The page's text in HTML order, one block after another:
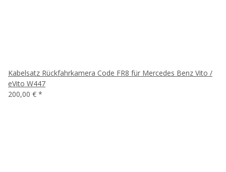
Kabelsatz Rückfahrkamera Code FR8 für Mercedes Benz Vito /
eVito W447
200,00 € *